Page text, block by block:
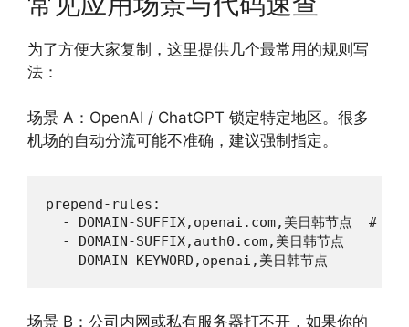
为了方便大家复制，这里提供几个最常用的规则写
法：
场景 A：OpenAI / ChatGPT 锁定特定地区。很多
机场的自动分流可能不准确，建议强制指定。
prepend-rules:
- DOMAIN-SUFFIX,openai.com,美日韩节点  # 请替
  - DOMAIN-SUFFIX,auth0.com,美日韩节点
场景 B：公司内网或私有服务器打不开，如果你的